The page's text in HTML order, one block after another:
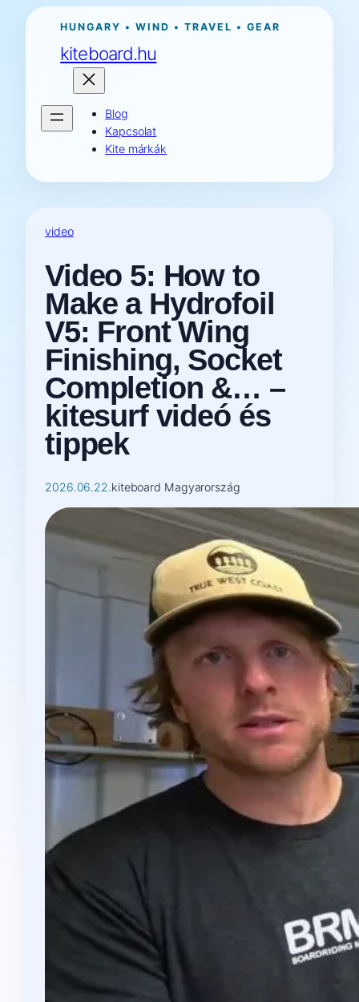
Ugrás
tartalomhoz
HUNGARY • WIND • TRAVEL • GEAR
kiteboard.hu
Blog
Kapcsolat
Kite márkák
video
Video 5: How to
Make a Hydrofoil
V5: Front Wing
Finishing, Socket
Completion &… –
kitesurf videó és
tippek
2026.06.22.kiteboard Magyarország